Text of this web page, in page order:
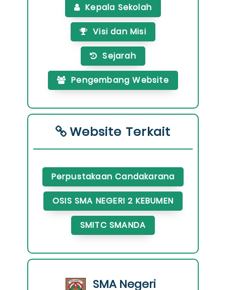
Kepala Sekolah
Visi dan Misi
Sejarah
Pengembang Website
Website Terkait
Perpustakaan Candakarana
OSIS SMA NEGERI 2 KEBUMEN
SMITC SMANDA
SMA Negeri